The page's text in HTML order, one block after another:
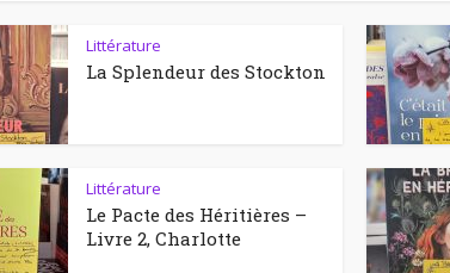
Littérature
La Splendeur des Stockton
Littérature
Le Pacte des Héritières –
Livre 2, Charlotte